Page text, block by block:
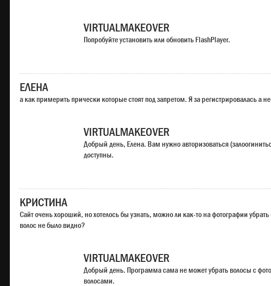
VIRTUALMAKEOVER
Попробуйте установить или обновить FlashPlayer.
ЕЛЕНА
а как примерить прически которые стоят под запретом. Я за регистрировалась а
VIRTUALMAKEOVER
Добрый день, Елена. Вам нужно авторизоваться
доступны.
КРИСТИНА
Сайт очень хороший, но хотелось бы узнать, можно ли как-то на фотографии
волос не было видно?
VIRTUALMAKEOVER
Добрый день. Программа сама не может убрать волосы с
волосами.